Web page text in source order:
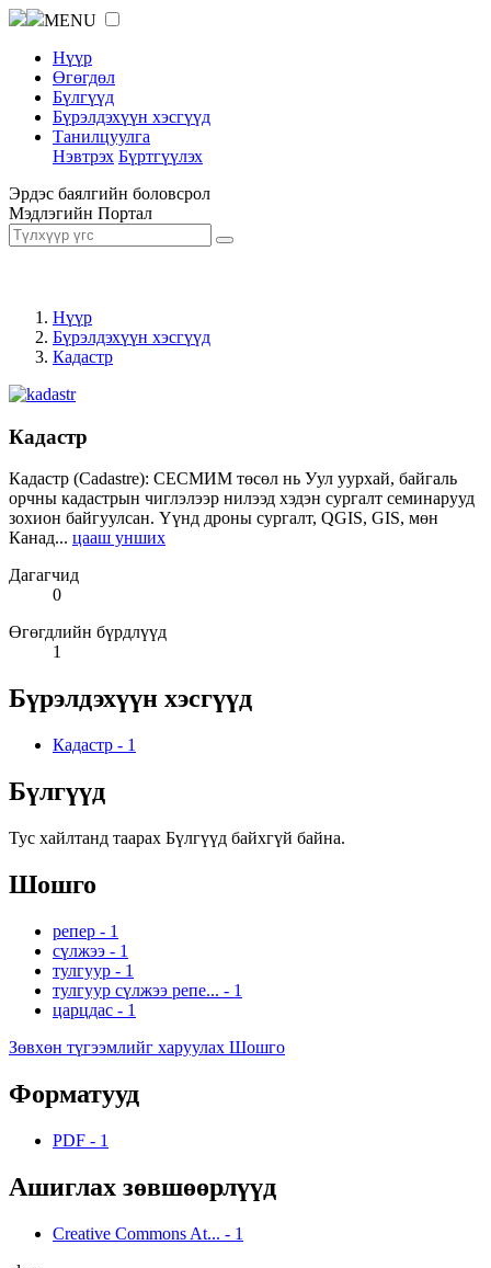
MENU
Нүүр
Өгөгдөл
Бүлгүүд
Бүрэлдэхүүн хэсгүүд
Танилцуулга
Нэвтрэх Бүртгүүлэх
Эрдэс баялгийн боловсрол
Мэдлэгийн Портал
Нүүр
Бүрэлдэхүүн хэсгүүд
Кадастр
Кадастр
Кадастр (Cadastre): СЕСМИМ төсөл нь Уул уурхай, байгаль
орчны кадастрын чиглэлээр нилээд хэдэн сургалт семинарууд
зохион байгуулсан. Үүнд дроны сургалт, QGIS, GIS, мөн
Канад... цааш унших
Дагагчид
0
Өгөгдлийн бүрдлүүд
1
Бүрэлдэхүүн хэсгүүд
Кадастр - 1
Бүлгүүд
Тус хайлтанд таарах Бүлгүүд байхгүй байна.
Шошго
репер - 1
сүлжээ - 1
тулгуур - 1
тулгуур сүлжээ репе... - 1
царцдас - 1
Зөвхөн түгээмлийг харуулах Шошго
Форматууд
PDF - 1
Ашиглах зөвшөөрлүүд
Creative Commons At... - 1